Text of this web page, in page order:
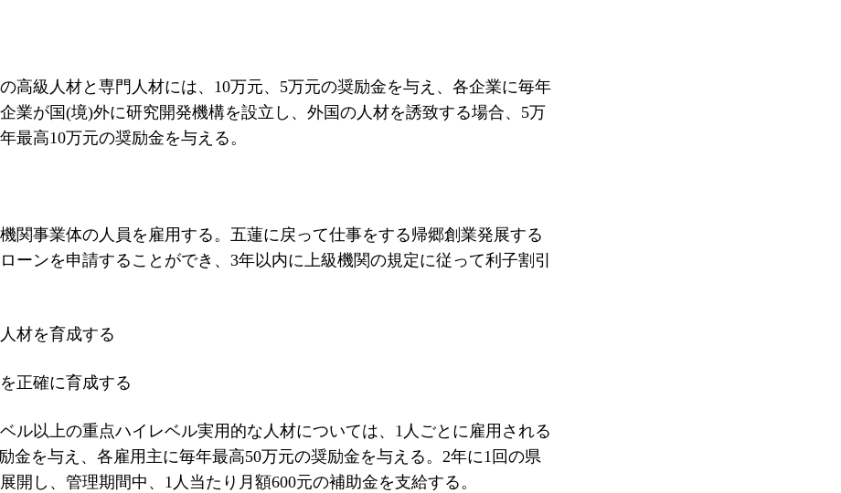
高級人材と専門人材には、10万元、5万元の奨励金を与え、各企業に毎年
業が国(境)外に研究開発機構を設立し、外国の人材を誘致する場合、5万
最高10万元の奨励金を与える。
関事業体の人員を雇用する。五蓮に戻って仕事をする帰郷創業発展する
ーンを申請することができ、3年以内に上級機関の規定に従って利子割引
材を育成する
正確に育成する
ル以上の重点ハイレベル実用的な人材については、1人ごとに雇用される
金を与え、各雇用主に毎年最高50万元の奨励金を与える。2年に1回の県
開し、管理期間中、1人当たり月額600元の補助金を支給する。